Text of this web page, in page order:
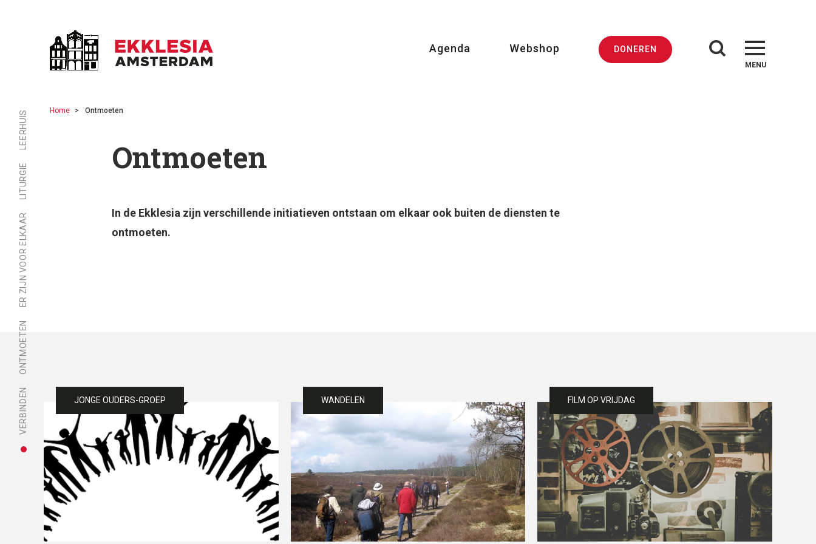
Agenda Webshop DONEREN
MENU
LEERHUIS
LITURGIE
ER ZIJN VOOR ELKAAR
ONTMOETEN
VERBINDEN
Home Ontmoeten
Ontmoeten
In de Ekklesia zijn verschillende initiatieven ontstaan om elkaar ook buiten de diensten te
ontmoeten.
JONGE OUDERS-GROEP WANDELEN FILM OP VRIJDAG